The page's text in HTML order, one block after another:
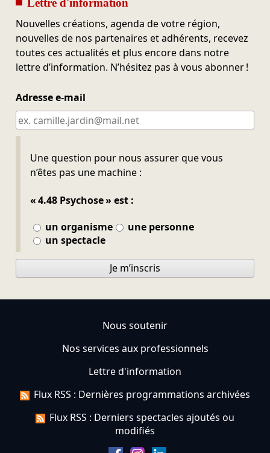
Lettre d'information
Nouvelles créations, agenda de votre région,
nouvelles de nos partenaires et adhérents, recevez
toutes ces actualités et plus encore dans notre
lettre d’information. N’hésitez pas à vous abonner !
Adresse e-mail
Une question pour nous assurer que vous
n’êtes pas une machine :
« 4.48 Psychose » est :
un organisme
une personne
un spectacle
Ne pas remplir
Je m’inscris
Nous soutenir
Nos services aux professionnels
Lettre d'information
Flux RSS : Dernières programmations archivées
Flux RSS : Derniers spectacles ajoutés ou
modifiés